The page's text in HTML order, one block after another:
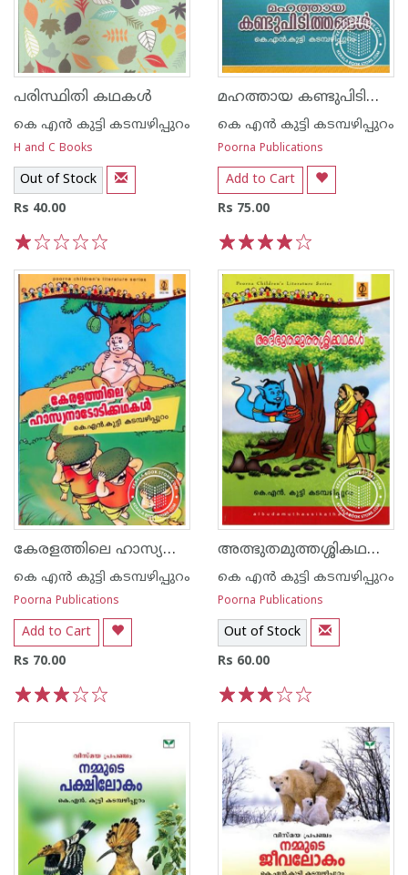
പരിസ്ഥിതി കഥകള്‍
കെ എ‌ന്‍ കുട്ടി കടമ്പഴിപ്പുറം
H and C Books
Out of Stock
Rs 40.00
മഹത്തായ കണ്ടുപിടിത്തങ്ങള്‍
കെ എ‌ന്‍ കുട്ടി കടമ്പഴിപ്പുറം
Poorna Publications
Add to Cart
Rs 75.00
കേരളത്തിലെ ഹാസ്യനാടോടിക്കഥകള്‍
കെ എ‌ന്‍ കുട്ടി കടമ്പഴിപ്പുറം
Poorna Publications
Add to Cart
Rs 70.00
അത്ഭുതമുത്തശ്ശികഥകള്‍
കെ എ‌ന്‍ കുട്ടി കടമ്പഴിപ്പുറം
Poorna Publications
Out of Stock
Rs 60.00